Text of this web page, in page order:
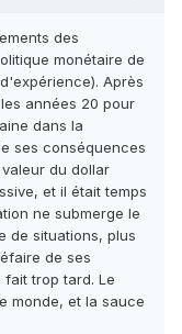
des
monétaire de
Après
années 20 pour
dans la
ses conséquences
du dollar
et il était temps
ne submerge le
de situations, plus
de ses
trop tard. Le
monde, et la sauce